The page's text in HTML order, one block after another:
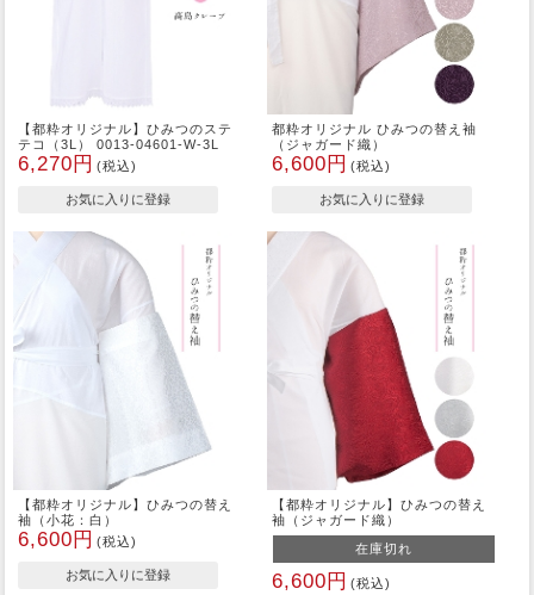
【都粋オリジナル】ひみつのステ
テコ（3L） 0013-04601-W-3L
6,270円 (税込)
都粋オリジナル ひみつの替え袖
（ジャガード織）
6,600円 (税込)
【都粋オリジナル】ひみつの替え
袖（小花：白）
6,600円 (税込)
【都粋オリジナル】ひみつの替え
袖（ジャガード織）
在庫切れ
6,600円 (税込)